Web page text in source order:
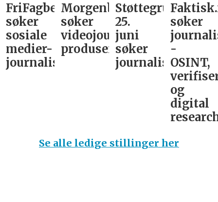
FriFagbevegelse
søker
sosiale
medier-
journalist
Morgenbladet
søker
videojournalist/podkast-
produsent
Støttegruppa
25.
juni
søker
journalist
søker
-
OSINT,
og
digital
Se alle ledige stillinger her